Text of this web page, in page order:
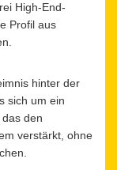
High-End-
Profil aus
hinter der
sich um ein
den
verstärkt, ohne